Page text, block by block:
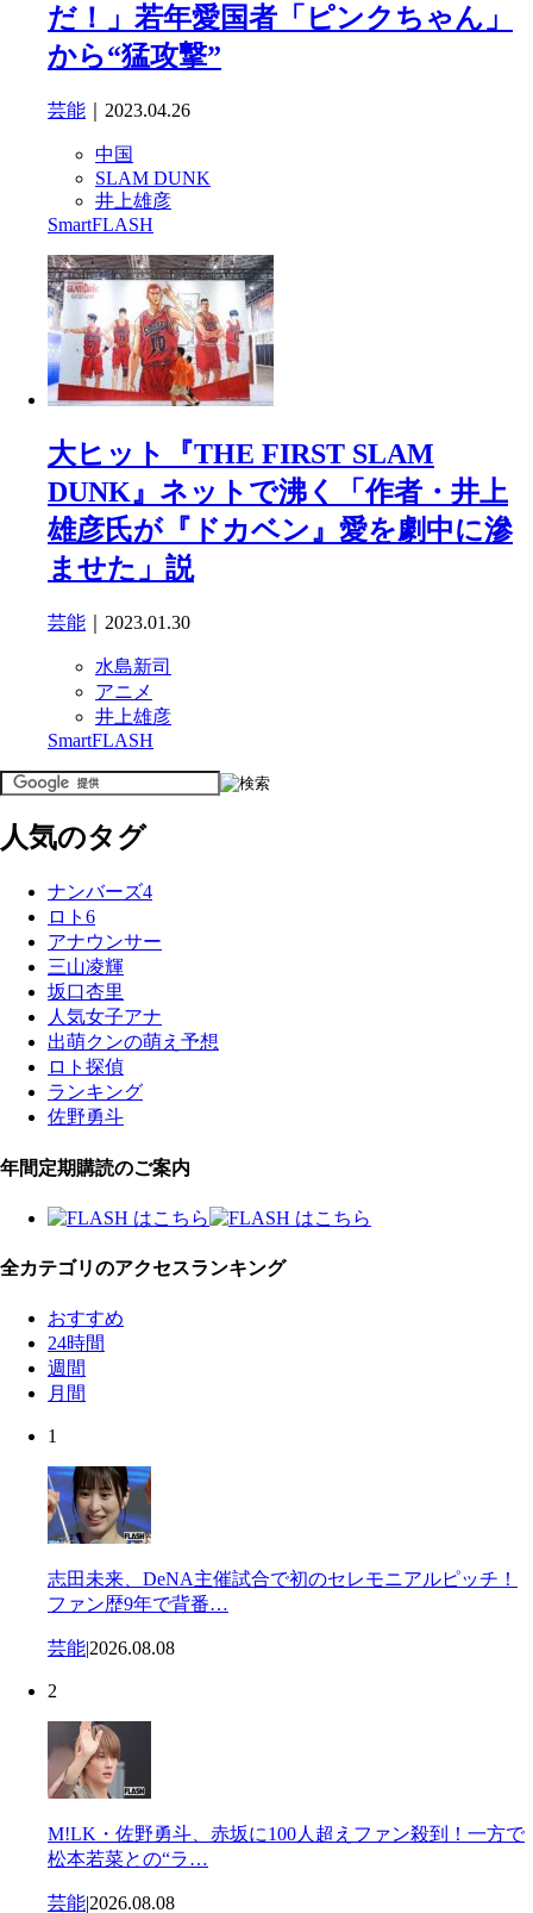
だ！」若年愛国者「ピンクちゃん」
から“猛攻撃”
芸能 ｜2023.04.26
中国
SLAM DUNK
井上雄彦
SmartFLASH
大ヒット『THE FIRST SLAM
DUNK』ネットで沸く「作者・井上
雄彦氏が『ドカベン』愛を劇中に滲
ませた」説
芸能 ｜2023.01.30
水島新司
アニメ
井上雄彦
SmartFLASH
人気のタグ
ナンバーズ4
ロト6
アナウンサー
三山凌輝
坂口杏里
人気女子アナ
出萌クンの萌え予想
ロト探偵
ランキング
佐野勇斗
年間定期購読のご案内
全カテゴリのアクセスランキング
おすすめ
24時間
週間
月間
1
志田未来、DeNA主催試合で初のセレモニアルピッチ！
ファン歴9年で背番…
芸能|2026.08.08
2
M!LK・佐野勇斗、赤坂に100人超えファン殺到！一方で
松本若菜との“ラ…
芸能|2026.08.08